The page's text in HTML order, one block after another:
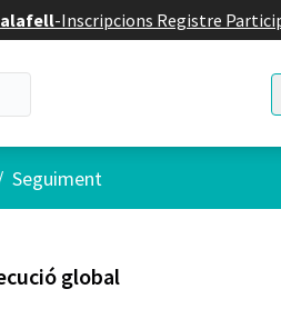
-Inscripcions Registre
d'usuari
Seguiment
global